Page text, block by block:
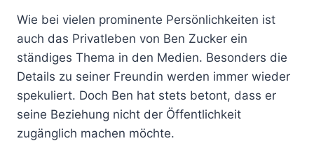
Wie bei vielen prominente Persönlichkeiten ist
auch das Privatleben von Ben Zucker ein
ständiges Thema in den Medien. Besonders die
Details zu seiner Freundin werden immer wieder
spekuliert. Doch Ben hat stets betont, dass er
seine Beziehung nicht der Öffentlichkeit
zugänglich machen möchte.